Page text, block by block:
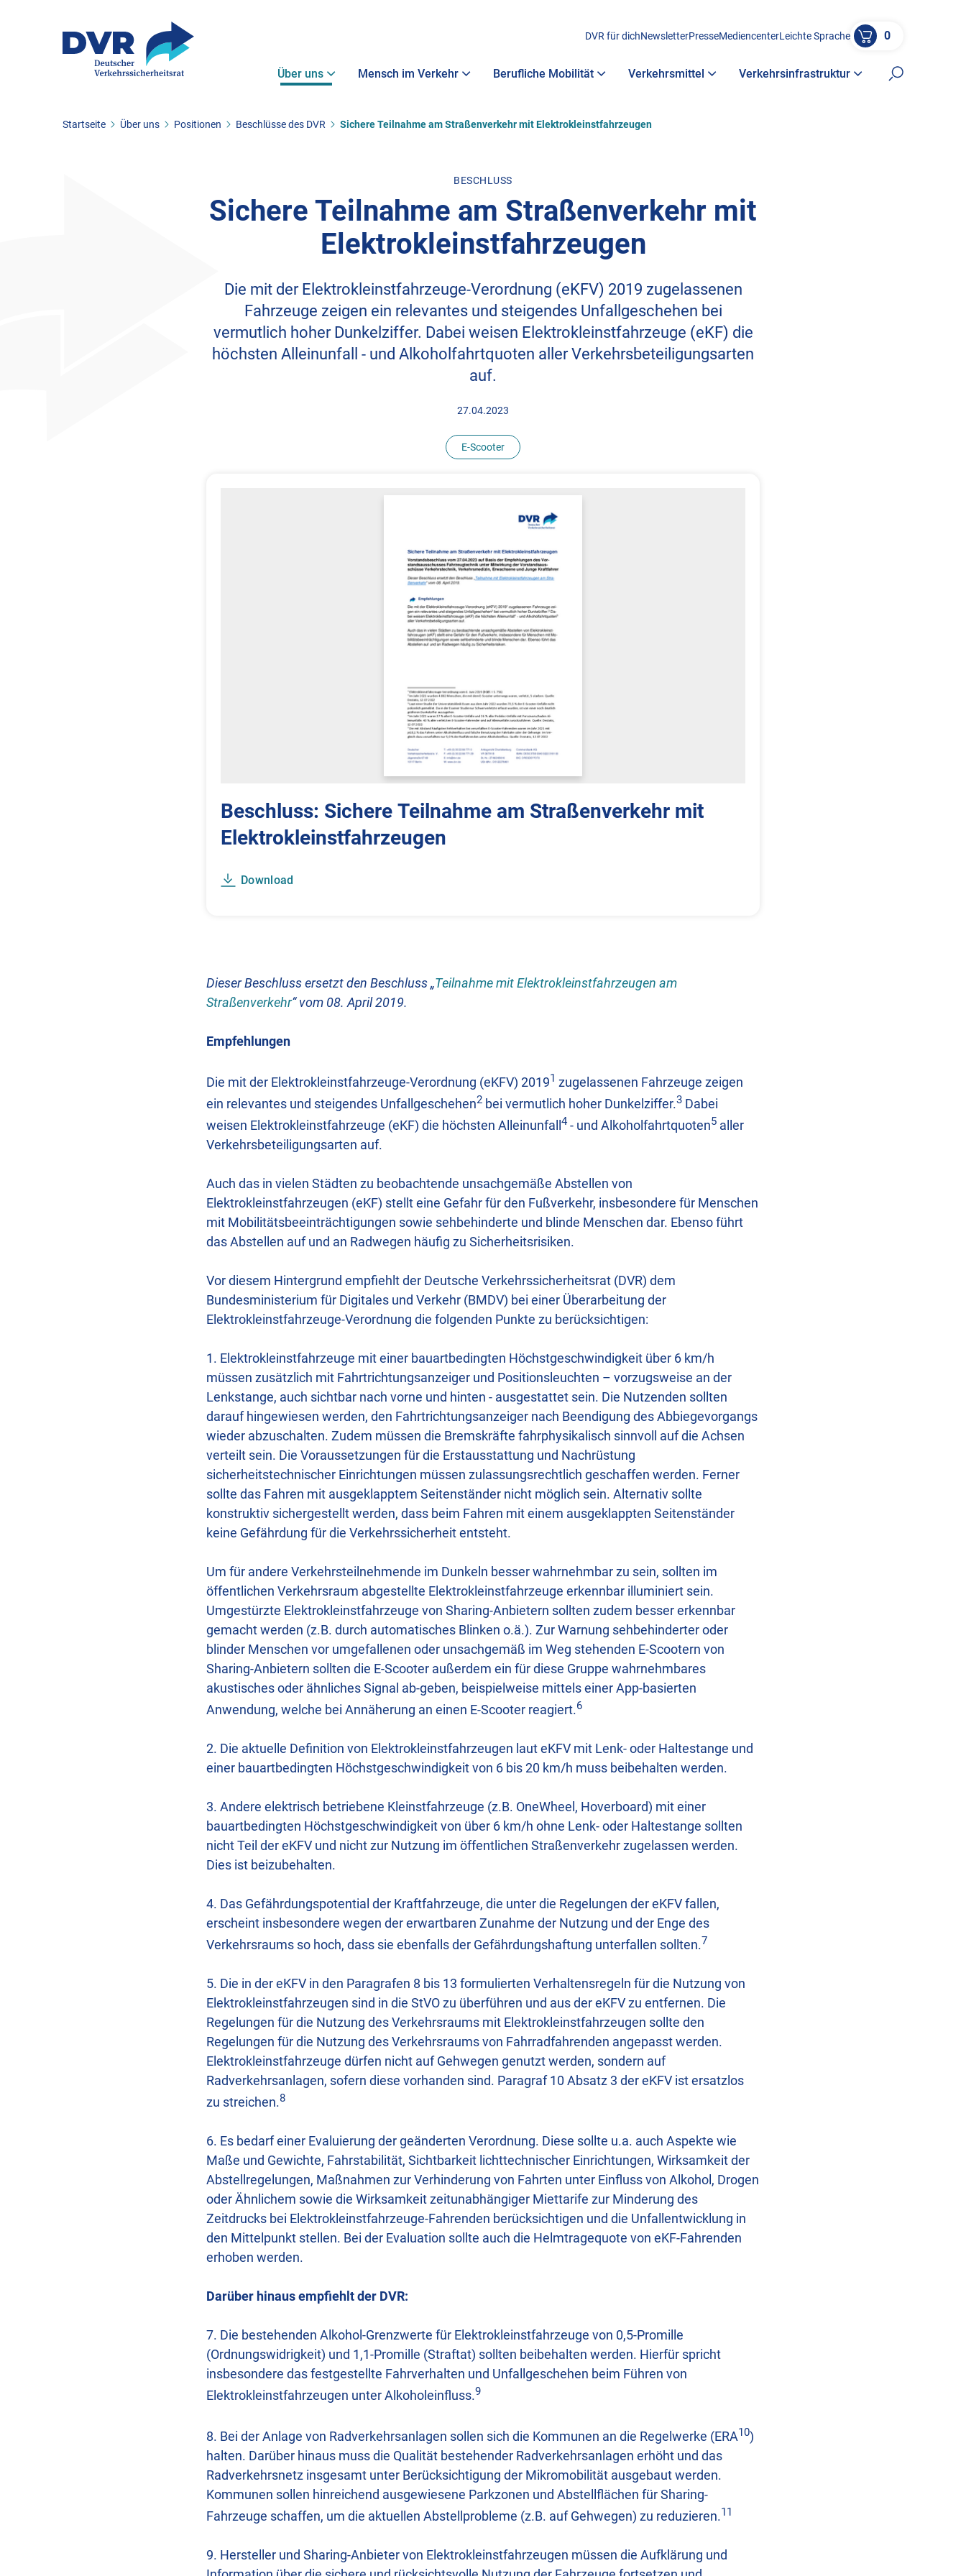
DVR für dichNewsletterPresseMediencenterLeichte Sprache 0
Über uns Mensch im Verkehr Berufliche Mobilität Verkehrsmittel Verkehrsinfrastruktur
Suche
Sie befinden sich hier:
Startseite Über uns Positionen Beschlüsse des DVR Sichere Teilnahme am Straßenverkehr mit Elektrokleinstfahrzeugen
BESCHLUSS
Sichere Teilnahme am Straßenverkehr mit
Elektrokleinstfahrzeugen
Die mit der Elektrokleinstfahrzeuge-Verordnung (eKFV) 2019 zugelassenen
Fahrzeuge zeigen ein relevantes und steigendes Unfallgeschehen bei
vermutlich hoher Dunkelziffer. Dabei weisen Elektrokleinstfahrzeuge (eKF) die
höchsten Alleinunfall - und Alkoholfahrtquoten aller Verkehrsbeteiligungsarten
auf.
27.04.2023
E-Scooter
Beschluss: Sichere Teilnahme am Straßenverkehr mit
Elektrokleinstfahrzeugen
Download
Dieser Beschluss ersetzt den Beschluss „Teilnahme mit Elektrokleinstfahrzeugen am
Straßenverkehr“ vom 08. April 2019.
Empfehlungen
Die mit der Elektrokleinstfahrzeuge-Verordnung (eKFV) 20191 zugelassenen Fahrzeuge zeigen
ein relevantes und steigendes Unfallgeschehen2 bei vermutlich hoher Dunkelziffer.3 Dabei
weisen Elektrokleinstfahrzeuge (eKF) die höchsten Alleinunfall 4 - und Alkoholfahrtquoten5 aller
Verkehrsbeteiligungsarten auf.
Auch das in vielen Städten zu beobachtende unsachgemäße Abstellen von
Elektrokleinstfahrzeugen (eKF) stellt eine Gefahr für den Fußverkehr, insbesondere für Menschen
mit Mobilitätsbeeinträchtigungen sowie sehbehinderte und blinde Menschen dar. Ebenso führt
das Abstellen auf und an Radwegen häufig zu Sicherheitsrisiken.
Vor diesem Hintergrund empfiehlt der Deutsche Verkehrssicherheitsrat (DVR) dem
Bundesministerium für Digitales und Verkehr (BMDV) bei einer Überarbeitung der
Elektrokleinstfahrzeuge-Verordnung die folgenden Punkte zu berücksichtigen:
1. Elektrokleinstfahrzeuge mit einer bauartbedingten Höchstgeschwindigkeit über 6 km/h
müssen zusätzlich mit Fahrtrichtungsanzeiger und Positionsleuchten – vorzugsweise an der
Lenkstange, auch sichtbar nach vorne und hinten - ausgestattet sein. Die Nutzenden sollten
darauf hingewiesen werden, den Fahrtrichtungsanzeiger nach Beendigung des Abbiegevorgangs
wieder abzuschalten. Zudem müssen die Bremskräfte fahrphysikalisch sinnvoll auf die Achsen
verteilt sein. Die Voraussetzungen für die Erstausstattung und Nachrüstung
sicherheitstechnischer Einrichtungen müssen zulassungsrechtlich geschaffen werden. Ferner
sollte das Fahren mit ausgeklapptem Seitenständer nicht möglich sein. Alternativ sollte
konstruktiv sichergestellt werden, dass beim Fahren mit einem ausgeklappten Seitenständer
keine Gefährdung für die Verkehrssicherheit entsteht.
Um für andere Verkehrsteilnehmende im Dunkeln besser wahrnehmbar zu sein, sollten im
öffentlichen Verkehrsraum abgestellte Elektrokleinstfahrzeuge erkennbar illuminiert sein.
Umgestürzte Elektrokleinstfahrzeuge von Sharing-Anbietern sollten zudem besser erkennbar
gemacht werden (z.B. durch automatisches Blinken o.ä.). Zur Warnung sehbehinderter oder
blinder Menschen vor umgefallenen oder unsachgemäß im Weg stehenden E-Scootern von
Sharing-Anbietern sollten die E-Scooter außerdem ein für diese Gruppe wahrnehmbares
akustisches oder ähnliches Signal ab-geben, beispielweise mittels einer App-basierten
Anwendung, welche bei Annäherung an einen E-Scooter reagiert.6
2. Die aktuelle Definition von Elektrokleinstfahrzeugen laut eKFV mit Lenk- oder Haltestange und
einer bauartbedingten Höchstgeschwindigkeit von 6 bis 20 km/h muss beibehalten werden.
3. Andere elektrisch betriebene Kleinstfahrzeuge (z.B. OneWheel, Hoverboard) mit einer
bauartbedingten Höchstgeschwindigkeit von über 6 km/h ohne Lenk- oder Haltestange sollten
nicht Teil der eKFV und nicht zur Nutzung im öffentlichen Straßenverkehr zugelassen werden.
Dies ist beizubehalten.
4. Das Gefährdungspotential der Kraftfahrzeuge, die unter die Regelungen der eKFV fallen,
erscheint insbesondere wegen der erwartbaren Zunahme der Nutzung und der Enge des
Verkehrsraums so hoch, dass sie ebenfalls der Gefährdungshaftung unterfallen sollten.7
5. Die in der eKFV in den Paragrafen 8 bis 13 formulierten Verhaltensregeln für die Nutzung von
Elektrokleinstfahrzeugen sind in die StVO zu überführen und aus der eKFV zu entfernen. Die
Regelungen für die Nutzung des Verkehrsraums mit Elektrokleinstfahrzeugen sollte den
Regelungen für die Nutzung des Verkehrsraums von Fahrradfahrenden angepasst werden.
Elektrokleinstfahrzeuge dürfen nicht auf Gehwegen genutzt werden, sondern auf
Radverkehrsanlagen, sofern diese vorhanden sind. Paragraf 10 Absatz 3 der eKFV ist ersatzlos
zu streichen.8
6. Es bedarf einer Evaluierung der geänderten Verordnung. Diese sollte u.a. auch Aspekte wie
Maße und Gewichte, Fahrstabilität, Sichtbarkeit lichttechnischer Einrichtungen, Wirksamkeit der
Abstellregelungen, Maßnahmen zur Verhinderung von Fahrten unter Einfluss von Alkohol, Drogen
oder Ähnlichem sowie die Wirksamkeit zeitunabhängiger Miettarife zur Minderung des
Zeitdrucks bei Elektrokleinstfahrzeuge-Fahrenden berücksichtigen und die Unfallentwicklung in
den Mittelpunkt stellen. Bei der Evaluation sollte auch die Helmtragequote von eKF-Fahrenden
erhoben werden.
Darüber hinaus empfiehlt der DVR:
7. Die bestehenden Alkohol-Grenzwerte für Elektrokleinstfahrzeuge von 0,5-Promille
(Ordnungswidrigkeit) und 1,1-Promille (Straftat) sollten beibehalten werden. Hierfür spricht
insbesondere das festgestellte Fahrverhalten und Unfallgeschehen beim Führen von
Elektrokleinstfahrzeugen unter Alkoholeinfluss.9
8. Bei der Anlage von Radverkehrsanlagen sollen sich die Kommunen an die Regelwerke (ERA10)
halten. Darüber hinaus muss die Qualität bestehender Radverkehrsanlagen erhöht und das
Radverkehrsnetz insgesamt unter Berücksichtigung der Mikromobilität ausgebaut werden.
Kommunen sollen hinreichend ausgewiesene Parkzonen und Abstellflächen für Sharing-
Fahrzeuge schaffen, um die aktuellen Abstellprobleme (z.B. auf Gehwegen) zu reduzieren.11
9. Hersteller und Sharing-Anbieter von Elektrokleinstfahrzeugen müssen die Aufklärung und